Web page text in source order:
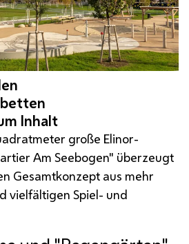
große Elinor-
Am Seebogen" überzeugt
Gesamtkonzept aus mehr
vielfältigen Spiel- und